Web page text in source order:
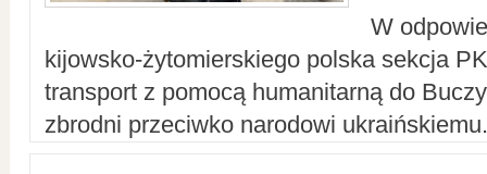
W
kijowsko-żytomierskiego polska sekcja
transport z pomocą humanitarną do
zbrodni przeciwko narodowi